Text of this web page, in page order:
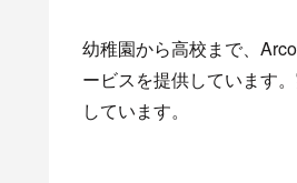
幼稚園から高校まで、
ービスを提供しています
しています。